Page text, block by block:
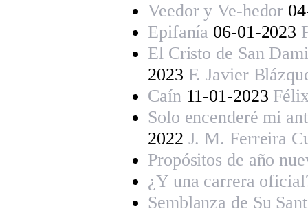
Veedor y Ve-hedor
Epifanía 06-01-2023
El Cristo de San
2023 F. Javier
Caín11-01-2023
Solo encenderé mi
2022 J. M. Ferreira
Propósitos de año
¿Y una carrera
Semblanza de Su